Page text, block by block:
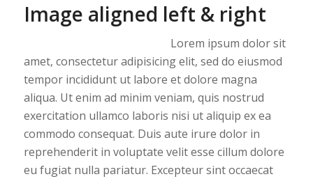
Image aligned left & right
Lorem ipsum dolor sit
amet, consectetur adipisicing elit, sed do eiusmod
tempor incididunt ut labore et dolore magna
aliqua. Ut enim ad minim veniam, quis nostrud
exercitation ullamco laboris nisi ut aliquip ex ea
commodo consequat. Duis aute irure dolor in
reprehenderit in voluptate velit esse cillum dolore
eu fugiat nulla pariatur. Excepteur sint occaecat